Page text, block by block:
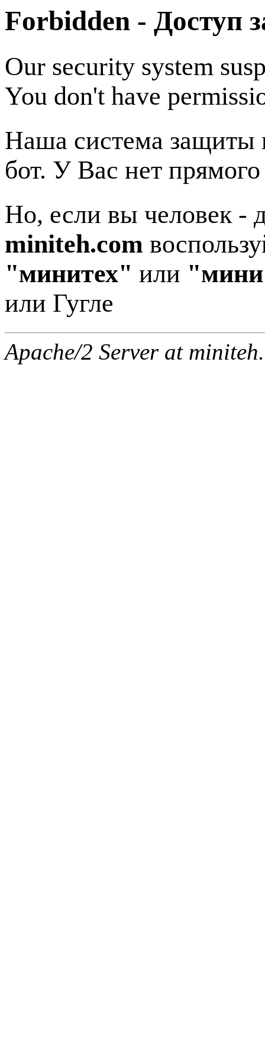
Forbidden - Доступ
Our security system
You don't have
Наша система защиты
бот. У Вас нет
Но, если вы человек -
miniteh.com
"минитех" или "мини
или Гугле
Apache/2 Server at